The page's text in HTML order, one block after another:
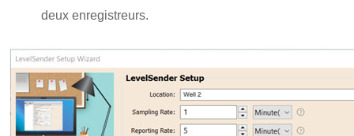
deux enregistreurs.